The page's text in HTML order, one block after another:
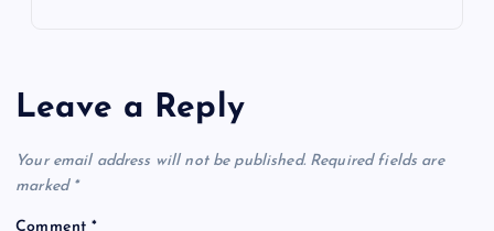
Leave a Reply
Your email address will not be published. Required fields are
marked *
Comment*